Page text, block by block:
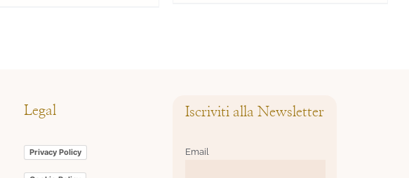
Legal
Privacy Policy
Iscriviti alla Newsletter
Email